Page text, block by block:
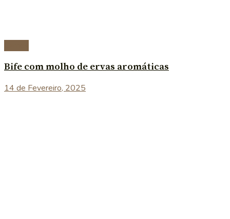
Bife com molho de ervas aromáticas
14 de Fevereiro, 2025